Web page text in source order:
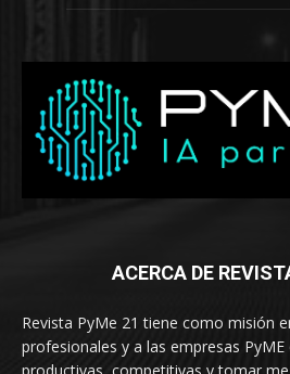
ACERCA DE
Revista PyMe 21 tiene como misión
profesionales y a las empresas